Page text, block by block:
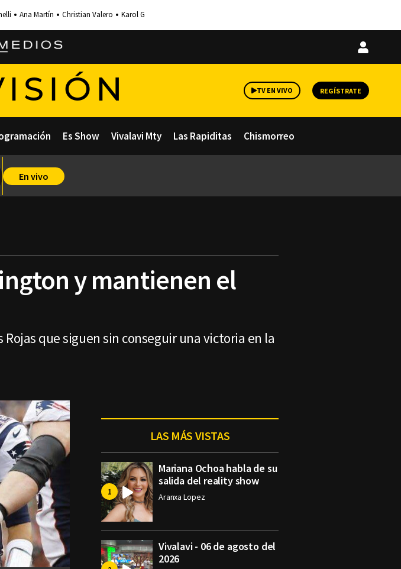
Ana Martín Christian Valero Karol G
Iniciar
TV EN VIVO REGÍSTRATE
Es Show Vivalavi Mty Las Rapiditas Chismorreo
En vivo
y mantienen el
que siguen sin conseguir una victoria en la
LAS MÁS VISTAS
Mariana Ochoa habla de su
salida del reality show
Aranxa Lopez
Vivalavi - 06 de agosto del
2026